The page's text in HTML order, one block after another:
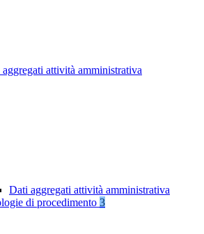
attività amministrativa
Dati aggregati attività amministrativa
di procedimento 3